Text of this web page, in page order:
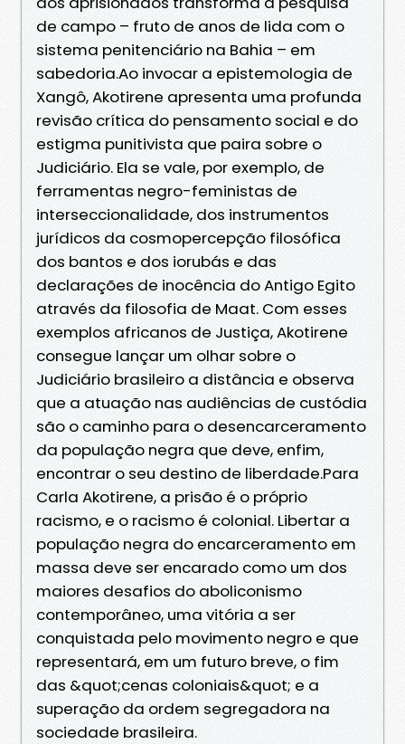
de campo – fruto de anos de lida com o
sistema penitenciário na Bahia – em
sabedoria.Ao invocar a epistemologia de
Xangô, Akotirene apresenta uma profunda
revisão crítica do pensamento social e do
estigma punitivista que paira sobre o
Judiciário. Ela se vale, por exemplo, de
ferramentas negro-feministas de
interseccionalidade, dos instrumentos
jurídicos da cosmopercepção filosófica
dos bantos e dos iorubás e das
declarações de inocência do Antigo Egito
através da filosofia de Maat. Com esses
exemplos africanos de Justiça, Akotirene
consegue lançar um olhar sobre o
Judiciário brasileiro a distância e observa
que a atuação nas audiências de custódia
são o caminho para o desencarceramento
da população negra que deve, enfim,
encontrar o seu destino de liberdade.Para
Carla Akotirene, a prisão é o próprio
racismo, e o racismo é colonial. Libertar a
população negra do encarceramento em
massa deve ser encarado como um dos
maiores desafios do aboliconismo
contemporâneo, uma vitória a ser
conquistada pelo movimento negro e que
representará, em um futuro breve, o fim
das &quot;cenas coloniais&quot; e a
superação da ordem segregadora na
sociedade brasileira.